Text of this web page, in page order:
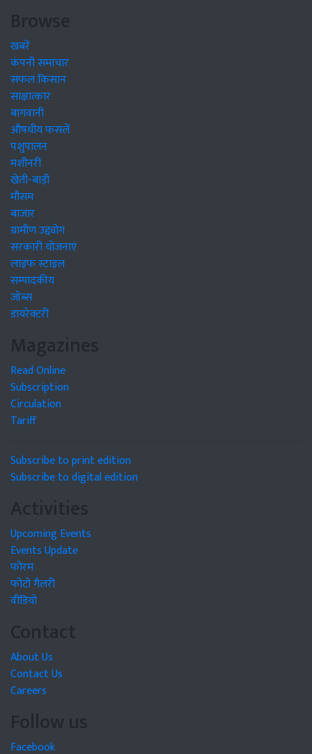
Browse
खबरें
कंपनी समाचार
सफल किसान
साक्षात्कार
बागवानी
औषधीय फसलें
पशुपालन
मशीनरी
खेती-बाड़ी
मौसम
बाजार
ग्रामीण उद्द्योग
सरकारी योजनाएं
लाइफ स्टाइल
सम्पादकीय
जॉब्स
डायरेक्टरी
Magazines
Read Online
Subscription
Circulation
Tariff
Subscribe to print edition
Subscribe to digital edition
Activities
Upcoming Events
Events Update
फोरम
फोटो गैलरी
वीडियो
Contact
About Us
Contact Us
Careers
Follow us
Facebook